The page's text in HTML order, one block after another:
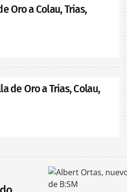
Oro a Colau, Trias,
de Oro a Trias, Colau,